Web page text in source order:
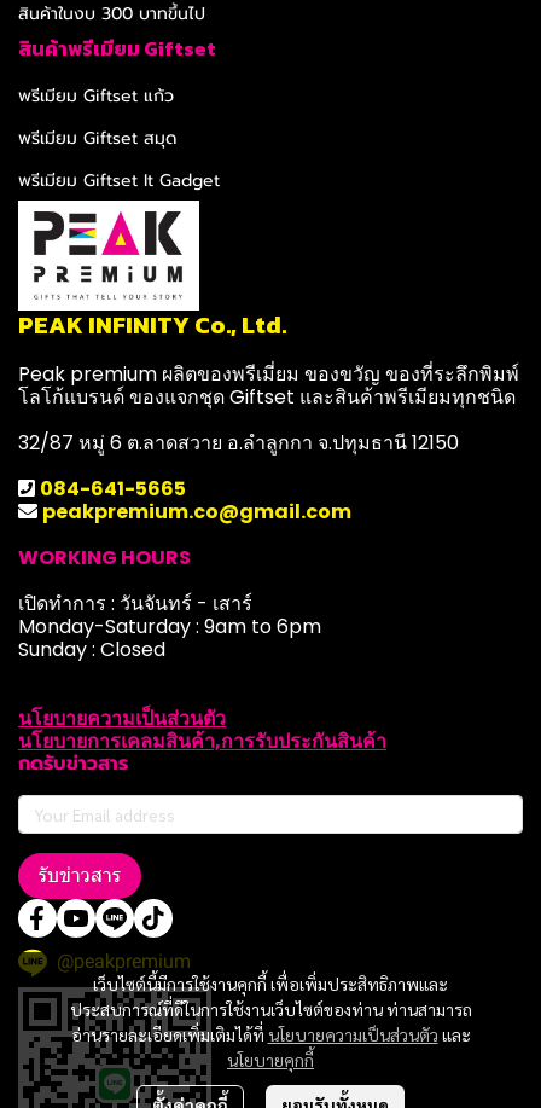
เว็บไซต์นี้มีการใช้งานคุกกี้ เพื่อเพิ่มประสิทธิภาพและ
ประสบการณ์ที่ดีในการใช้งานเว็บไซต์ของท่าน ท่านสามารถ
อ่านรายละเอียดเพิ่มเติมได้ที่ นโยบายความเป็นส่วนตัว และ
นโยบายคุกกี้
สินค้าในงบ 300 บาทขึ้นไป
สินค้าพรีเมียม Giftset
พรีเมียม Giftset แก้ว
พรีเมียม Giftset สมุด
พรีเมียม Giftset It Gadget
PEAK INFINITY Co., Ltd.
Peak premium ผลิตของพรีเมี่ยม ของขวัญ ของที่ระลึกพิมพ์
โลโก้แบรนด์ ของแจกชุด Giftset และสินค้าพรีเมียมทุกชนิด
32/87 หมู่ 6 ต.ลาดสวาย อ.ลำลูกกา จ.ปทุมธานี 12150
084-641-5665
peakpremium.co@gmail.com
WORKING HOURS
เปิดทำการ : วันจันทร์ - เสาร์
Monday-Saturday : 9am to 6pm
Sunday : Closed
นโยบายความเป็นส่วนตัว
นโยบายการเคลมสินค้า,การรับประกันสินค้า
กดรับข่าวสาร
รับข่าวสาร
@peakpremium